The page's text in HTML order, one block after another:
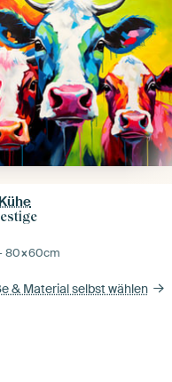
80×60cm
& Material selbst wählen